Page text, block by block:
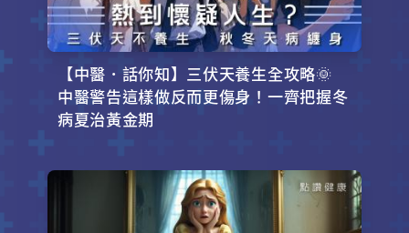
【中醫．話你知】三伏天養生全攻略🌞
中醫警告這樣做反而更傷身！一齊把握冬
病夏治黃金期